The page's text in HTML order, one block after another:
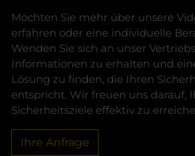
Möchten Sie mehr über unsere
erfahren oder eine individuelle
Wenden Sie sich an unser
Informationen zu erhalten und
Lösung zu finden, die Ihren
entspricht. Wir freuen uns darauf,
Sicherheitsziele effektiv zu
Ihre Anfrage